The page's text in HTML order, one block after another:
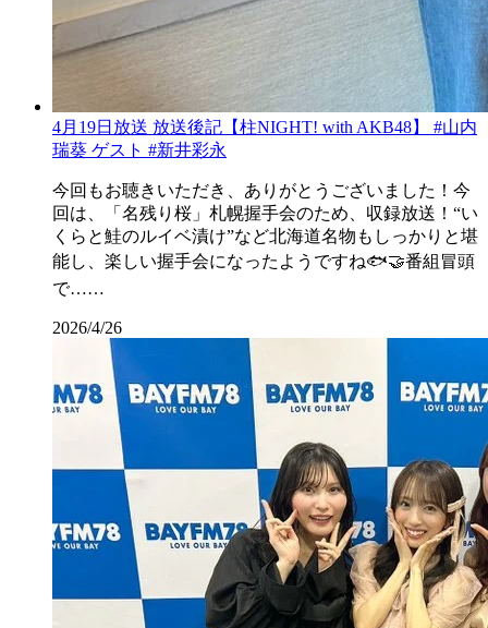
4月19日放送 放送後記【柱NIGHT! with AKB48】 #山内
瑞葵 ゲスト #新井彩永
今回もお聴きいただき、ありがとうございました！今
回は、「名残り桜」札幌握手会のため、収録放送！“い
くらと鮭のルイベ漬け”など北海道名物もしっかりと堪
能し、楽しい握手会になったようですね🐟🤝番組冒頭
で……
2026/4/26